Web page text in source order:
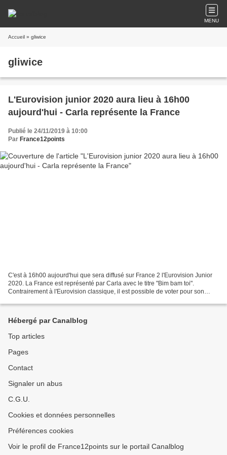
MENU
Accueil » gliwice
gliwice
L'Eurovision junior 2020 aura lieu à 16h00
aujourd'hui - Carla représente la France
Publié le 24/11/2019 à 10:00
Par France12points
C'est à 16h00 aujourd'hui que sera diffusé sur France 2 l'Eurovision Junior
2020. La France est représenté par Carla avec le titre "Bim bam toi".
Contrairement à l'Eurovision classique, il est possible de voter pour son
Hébergé par Canalblog
Top articles
Pages
Contact
Signaler un abus
C.G.U.
Cookies et données personnelles
Préférences cookies
Voir le profil de France12points sur le portail Canalblog